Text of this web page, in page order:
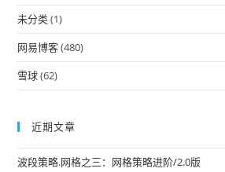
未分类(1)
网易博客(480)
雪球(62)
近期文章
波段策略.网格之三：网格策略进阶/2.0版